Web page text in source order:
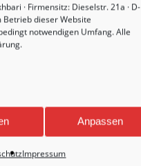
· Firmensitz: Dieselstr. 21a · D-
Betrieb dieser Website
notwendigen Umfang. Alle
.
Anpassen
Impressum